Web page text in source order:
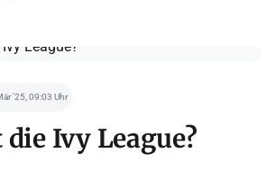
'25, 09:03 Uhr
die Ivy League?